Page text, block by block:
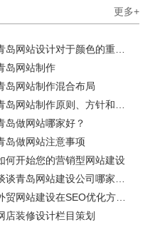
更多+
岛网站制作
岛网站制作混合布局
岛做网站哪家好？
岛做网站注意事项
何开始您的营销型网站建设
店装修设计栏目策划